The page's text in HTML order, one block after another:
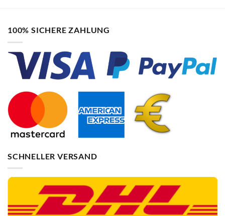
100% SICHERE ZAHLUNG
SCHNELLER VERSAND